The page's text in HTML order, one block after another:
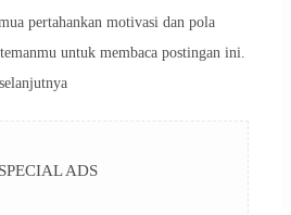
pertahankan motivasi dan pola
untuk membaca postingan ini.
SPECIAL ADS